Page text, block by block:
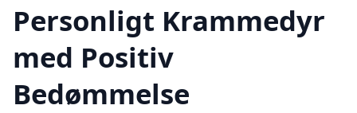
Personligt Krammedyr
med Positiv
Bedømmelse